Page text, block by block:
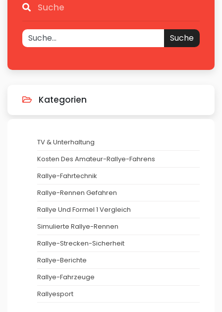
Suche
Suche
Kategorien
TV & Unterhaltung
Kosten Des Amateur-Rallye-Fahrens
Rallye-Fahrtechnik
Rallye-Rennen Gefahren
Rallye Und Formel 1 Vergleich
Simulierte Rallye-Rennen
Rallye-Strecken-Sicherheit
Rallye-Berichte
Rallye-Fahrzeuge
Rallyesport